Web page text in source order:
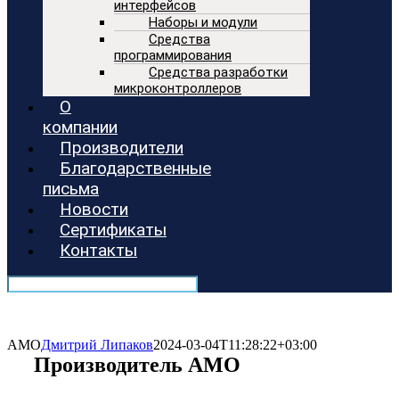
интерфейсов
Наборы и модули
Средства
программирования
Средства разработки
микроконтроллеров
О
компании
Производители
Благодарственные
письма
Новости
Сертификаты
Контакты
AMOДмитрий Липаков2024-03-04T11:28:22+03:00
Производитель AMO